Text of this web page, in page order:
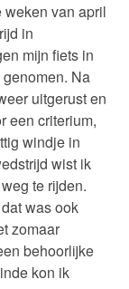
weken van april
in
mijn fiets in
Na
uitgerust en
een criterium,
windje in
wist ik
te rijden.
was ook
zomaar
behoorlijke
kon ik